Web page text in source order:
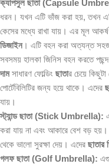
ক্যাপসুল ছাতা (Capsule
ধরন। যখন এটি ভাঁজ করা হয়, তখন
কেসের মধ্যে রাখা যায়। এর মূল
ডিজাইন। এটি বহন করা অত্যন্ত সহজ
সবসময় হালকা জিনিস বহন করতে
দামসাধারণ ফোল্ডিং ছাতার চেয়ে
পোর্টেবিলিটির জন্য হয়ে থাকে। এদের
যায়।
স্ট্যান্ড ছাতা (Stick Umbrella):
করা যায় না এবং আকারে বেশ বড় হয়।
থেকে ভালো সুরক্ষা দেয়। এদের ছাতার
গলফ ছাতা (Golf Umbrella):